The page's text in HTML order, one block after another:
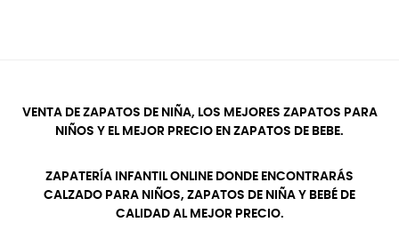
VENTA DE ZAPATOS DE NIÑA, LOS MEJORES ZAPATOS PARA
NIÑOS Y EL MEJOR PRECIO EN ZAPATOS DE BEBE.
ZAPATERÍA INFANTIL ONLINE DONDE ENCONTRARÁS
CALZADO PARA NIÑOS, ZAPATOS DE NIÑA Y BEBÉ DE
CALIDAD AL MEJOR PRECIO.